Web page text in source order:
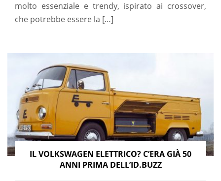
molto essenziale e trendy, ispirato ai crossover,
che potrebbe essere la […]
IL VOLKSWAGEN ELETTRICO? C’ERA GIÀ 50
ANNI PRIMA DELL’ID.BUZZ